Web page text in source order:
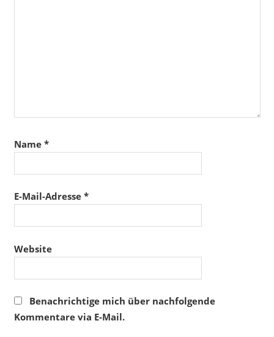
Name *
E-Mail-Adresse *
Website
Benachrichtige mich über nachfolgende
Kommentare via E-Mail.